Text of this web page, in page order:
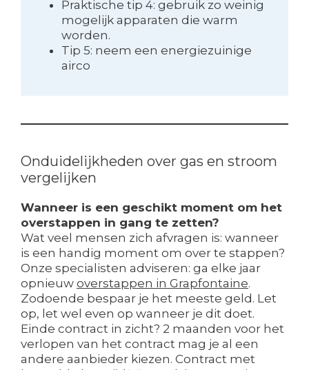
Praktische tip 4: gebruik zo weinig
mogelijk apparaten die warm
worden.
Tip 5: neem een energiezuinige
airco
Onduidelijkheden over gas en stroom
vergelijken
Wanneer is een geschikt moment om het
overstappen in gang te zetten?
Wat veel mensen zich afvragen is: wanneer
is een handig moment om over te stappen?
Onze specialisten adviseren: ga elke jaar
opnieuw overstappen in Grapfontaine.
Zodoende bespaar je het meeste geld. Let
op, let wel even op wanneer je dit doet.
Einde contract in zicht? 2 maanden voor het
verlopen van het contract mag je al een
andere aanbieder kiezen. Contract met